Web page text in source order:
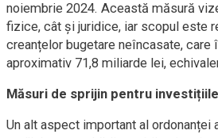
noiembrie 2024. Această măsură
fizice, cât și juridice, iar scopul este
creanțelor bugetare neîncasate, care
aproximativ 71,8 miliarde lei,
Măsuri de sprijin pentru
Un alt aspect important al ordonanței